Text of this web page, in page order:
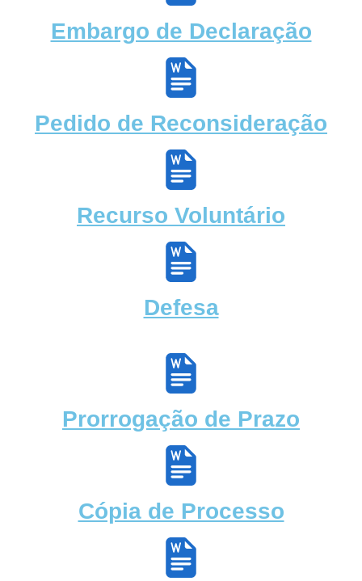
Embargo de Declaração
Pedido de Reconsideração
Recurso Voluntário
Defesa
Prorrogação de Prazo
Cópia de Processo